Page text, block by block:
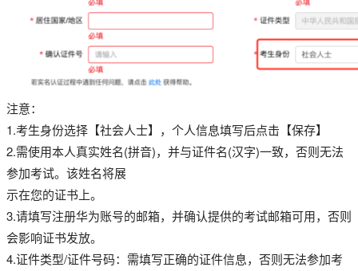
注意：
1.考生身份选择【社会人士】，个人信息填写后点击【保存】
2.需使用本人真实姓名(拼音)，并与证件名(汉字)一致，否则无法
参加考试。该姓名将展
示在您的证书上。
3.请填写注册华为账号的邮箱，并确认提供的考试邮箱可用，否则
会影响证书发放。
4.证件类型/证件号码：需填写正确的证件信息，否则无法参加考